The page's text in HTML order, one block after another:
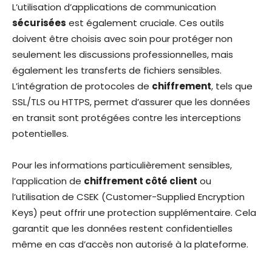
L’utilisation d’applications de communication
sécurisées est également cruciale. Ces outils
doivent être choisis avec soin pour protéger non
seulement les discussions professionnelles, mais
également les transferts de fichiers sensibles.
L’intégration de protocoles de chiffrement, tels que
SSL/TLS ou HTTPS, permet d’assurer que les données
en transit sont protégées contre les interceptions
potentielles.
Pour les informations particulièrement sensibles,
l’application de chiffrement côté client ou
l’utilisation de CSEK (Customer-Supplied Encryption
Keys) peut offrir une protection supplémentaire. Cela
garantit que les données restent confidentielles
même en cas d’accès non autorisé à la plateforme.